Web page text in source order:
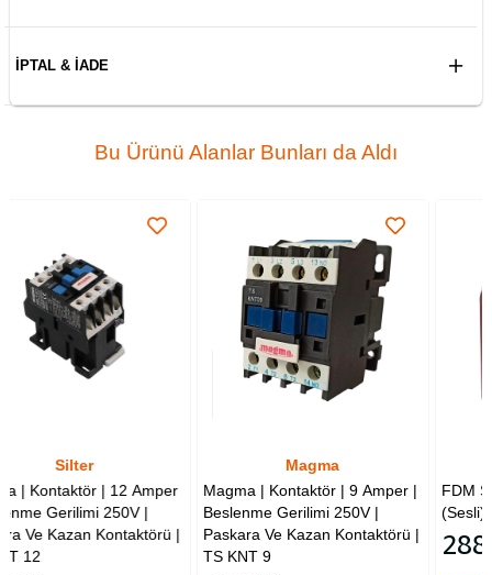
İPTAL & İADE
Bu Ürünü Alanlar Bunları da Aldı
Amper
|
Magma | Kontaktör | 9 Amper |
Beslenme Gerilimi 250V |
Paskara Ve Kazan Kontaktörü |
FDM Silter Kapsan
(Sesli) SY PSV 03
28803 TL